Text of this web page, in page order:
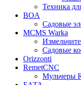
Техника
BOA
Садовые
MCMS Warka
Садовые
Orizzonti
RemetCNC
Мульчеры